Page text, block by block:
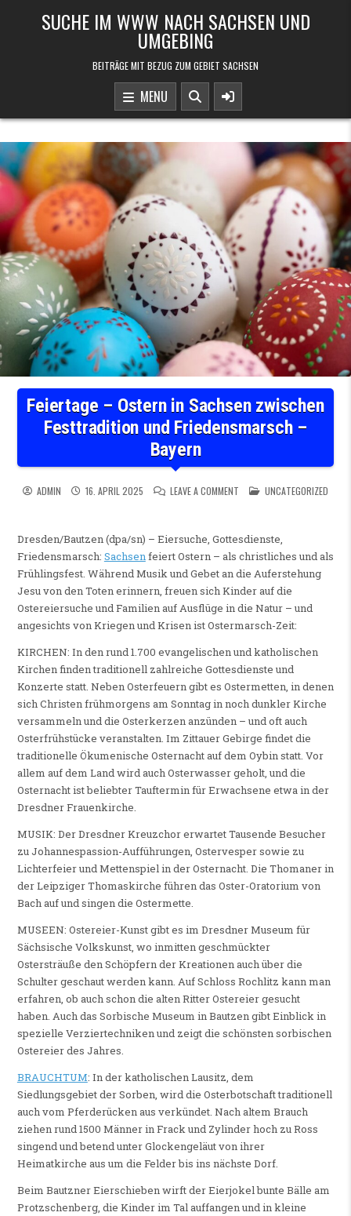
SUCHE IM WWW NACH SACHSEN UND
UMGEBING
BEITRÄGE MIT BEZUG ZUM GEBIET SACHSEN
MENU
Feiertage – Ostern in Sachsen zwischen
Festtradition und Friedensmarsch –
Bayern
ADMIN 16. APRIL 2025 LEAVE A COMMENT ON FEIERTAGE – OSTERN
POSTED IN
UNCATEGORIZED
Dresden/Bautzen (dpa/sn) – Eiersuche, Gottesdienste,
Friedensmarsch: Sachsenfeiert Ostern – als christliches und als
Frühlingsfest. Während Musik und Gebet an die Auferstehung
Jesu von den Toten erinnern, freuen sich Kinder auf die
Ostereiersuche und Familien auf Ausflüge in die Natur – und
angesichts von Kriegen und Krisen ist Ostermarsch-Zeit:
KIRCHEN: In den rund 1.700 evangelischen und katholischen
Kirchen finden traditionell zahlreiche Gottesdienste und
Konzerte statt. Neben Osterfeuern gibt es Ostermetten, in denen
sich Christen frühmorgens am Sonntag in noch dunkler Kirche
versammeln und die Osterkerzen anzünden – und oft auch
Osterfrühstücke veranstalten. Im Zittauer Gebirge findet die
traditionelle Ökumenische Osternacht auf dem Oybin statt. Vor
allem auf dem Land wird auch Osterwasser geholt, und die
Osternacht ist beliebter Tauftermin für Erwachsene etwa in der
Dresdner Frauenkirche.
MUSIK: Der Dresdner Kreuzchor erwartet Tausende Besucher
zu Johannespassion-Aufführungen, Ostervesper sowie zu
Lichterfeier und Mettenspiel in der Osternacht. Die Thomaner in
der Leipziger Thomaskirche führen das Oster-Oratorium von
Bach auf und singen die Ostermette.
MUSEEN: Ostereier-Kunst gibt es im Dresdner Museum für
Sächsische Volkskunst, wo inmitten geschmückter
Ostersträuße den Schöpfern der Kreationen auch über die
Schulter geschaut werden kann. Auf Schloss Rochlitz kann man
erfahren, ob auch schon die alten Ritter Ostereier gesucht
haben. Auch das Sorbische Museum in Bautzen gibt Einblick in
spezielle Verziertechniken und zeigt die schönsten sorbischen
Ostereier des Jahres.
BRAUCHTUM: In der katholischen Lausitz, dem
Siedlungsgebiet der Sorben, wird die Osterbotschaft traditionell
auch vom Pferderücken aus verkündet. Nach altem Brauch
ziehen rund 1500 Männer in Frack und Zylinder hoch zu Ross
singend und betend unter Glockengeläut von ihrer
Heimatkirche aus um die Felder bis ins nächste Dorf.
Beim Bautzner Eierschieben wirft der Eierjokel bunte Bälle am
Protzschenberg, die Kinder im Tal auffangen und in kleine